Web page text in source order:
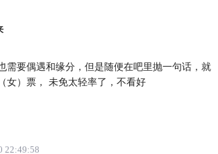
需要偶遇和缘分，但是随便在吧里抛一句话，就
女）票， 未免太轻率了，不看好
22:49:58